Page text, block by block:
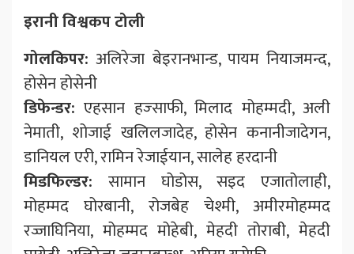
इरानी विश्वकप टोली
गोलकिपर: अलिरेजा बेइरानभान्ड, पायम नियाजमन्द,
होसेन होसेनी
डिफेन्डर: एहसान हज्साफी, मिलाद मोहम्मदी, अली
नेमाती, शोजाई खलिलजादेह, होसेन कनानीजादेगन,
डानियल एरी, रामिन रेजाईयान, सालेह हरदानी
मिडफिल्डर: सामान घोडोस, सइद एजातोलाही,
मोहम्मद घोरबानी, रोजबेह चेश्मी, अमीरमोहम्मद
रज्जाघिनिया, मोहम्मद मोहेबी, मेहदी तोराबी, मेहदी